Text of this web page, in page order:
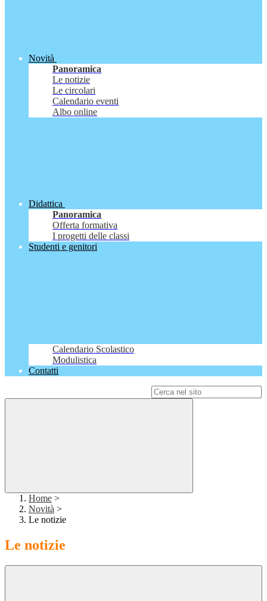
Novità
Panoramica
Le notizie
Le circolari
Calendario eventi
Albo online
Didattica
Panoramica
Offerta formativa
I progetti delle classi
Studenti e genitori
Calendario Scolastico
Modulistica
Contatti
Home >
Novità >
Le notizie
Le notizie